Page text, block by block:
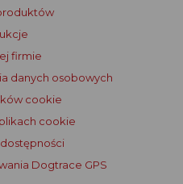
firmie
danych osobowych
cookie
cookie
Dogtrace GPS